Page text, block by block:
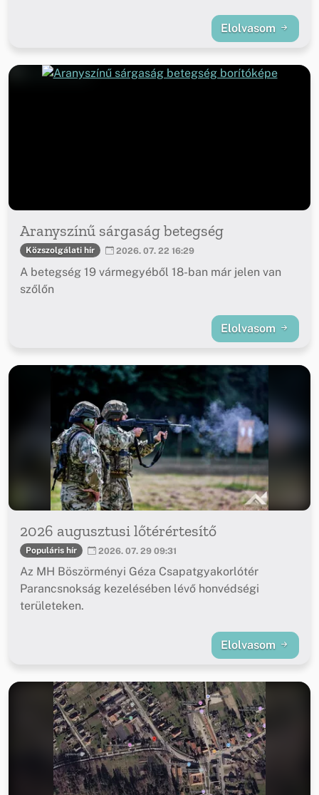
Elolvasom
Aranyszínű sárgaság betegség
Közszolgálati hír 2026. 07. 22 16:29
A betegség 19 vármegyéből 18-ban már jelen van
szőlőn
Elolvasom
2026 augusztusi lőtérértesítő
Populáris hír 2026. 07. 29 09:31
Az MH Böszörményi Géza Csapatgyakorlótér
Parancsnokság kezelésében lévő honvédségi
területeken.
Elolvasom